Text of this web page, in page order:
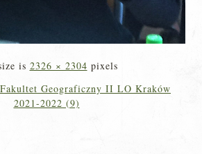
is 2326 × 2304 pixels
Geograficzny II LO Kraków
2021-2022 (9)